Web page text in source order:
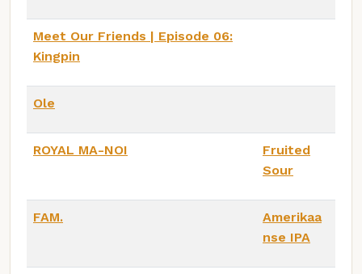
Meet Our Friends | Episode 06:
Kingpin
Ole
ROYAL MA-NOI
Fruited
Sour
FAM.
Amerikaa
nse IPA